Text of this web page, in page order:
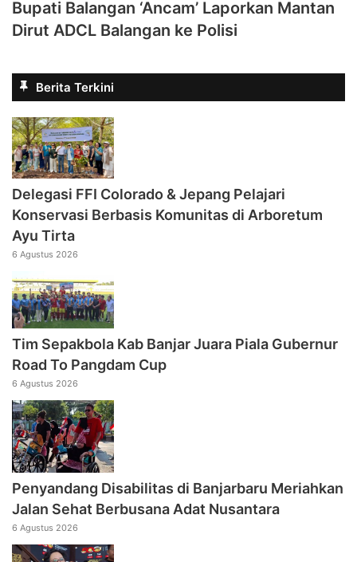
Bupati Balangan ‘Ancam’ Laporkan Mantan
Dirut ADCL Balangan ke Polisi
Berita Terkini
Delegasi FFI Colorado & Jepang Pelajari
Konservasi Berbasis Komunitas di Arboretum
Ayu Tirta
6 Agustus 2026
Tim Sepakbola Kab Banjar Juara Piala Gubernur
Road To Pangdam Cup
6 Agustus 2026
Penyandang Disabilitas di Banjarbaru Meriahkan
Jalan Sehat Berbusana Adat Nusantara
6 Agustus 2026